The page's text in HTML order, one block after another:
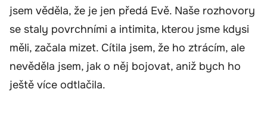
jsem věděla, že je jen předá Evě. Naše rozhovory
se staly povrchními a intimita, kterou jsme kdysi
měli, začala mizet. Cítila jsem, že ho ztrácím, ale
nevěděla jsem, jak o něj bojovat, aniž bych ho
ještě více odtlačila.